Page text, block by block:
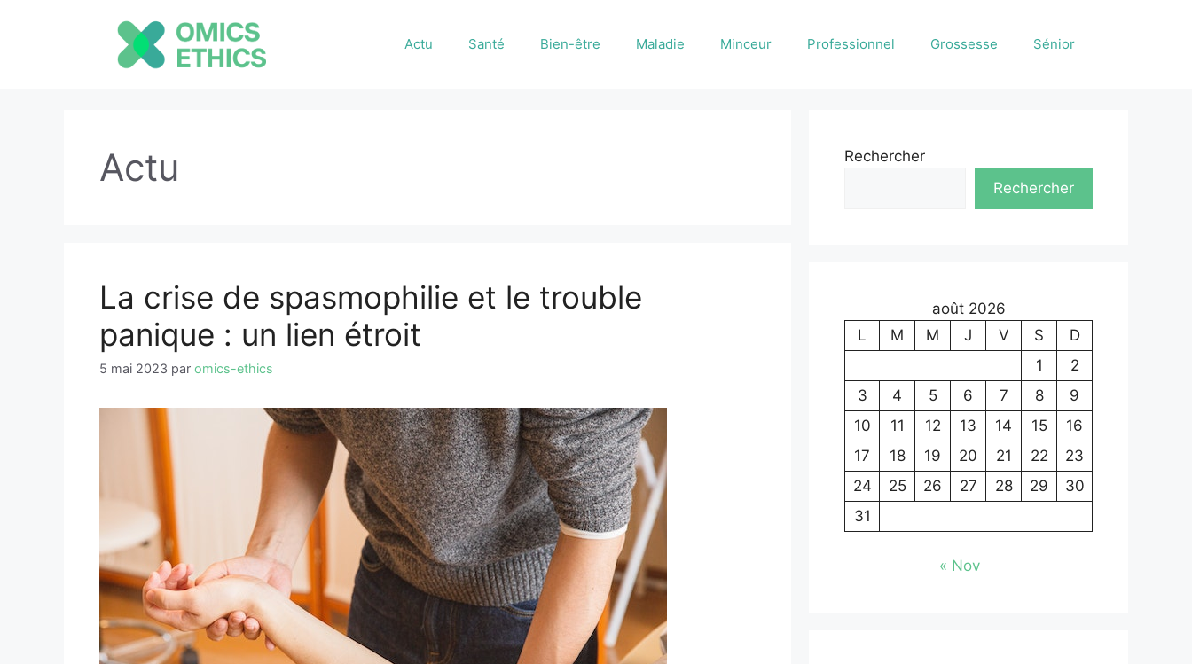
Actu Santé Bien-être Maladie Minceur Professionnel Grossesse Sénior
Actu
La crise de spasmophilie et le trouble
panique : un lien étroit
5 mai 2023 par omics-ethics
Rechercher
Rechercher
août 2026
L
M M J V S
D
1
2
3
4 5 6 7 8
9
10
11 12 13 14 15
16
17
18 19 20 21 22
23
24
25 26 27 28 29
30
31
« Nov